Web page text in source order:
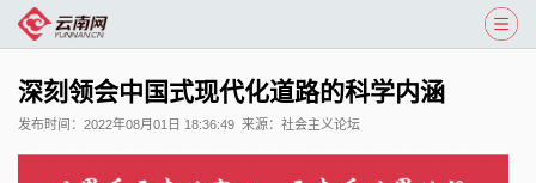
深刻领会中国式现代化道路的科学内涵
发布时间： 2022年08月01日 18:36:49 来源： 社会主义论坛